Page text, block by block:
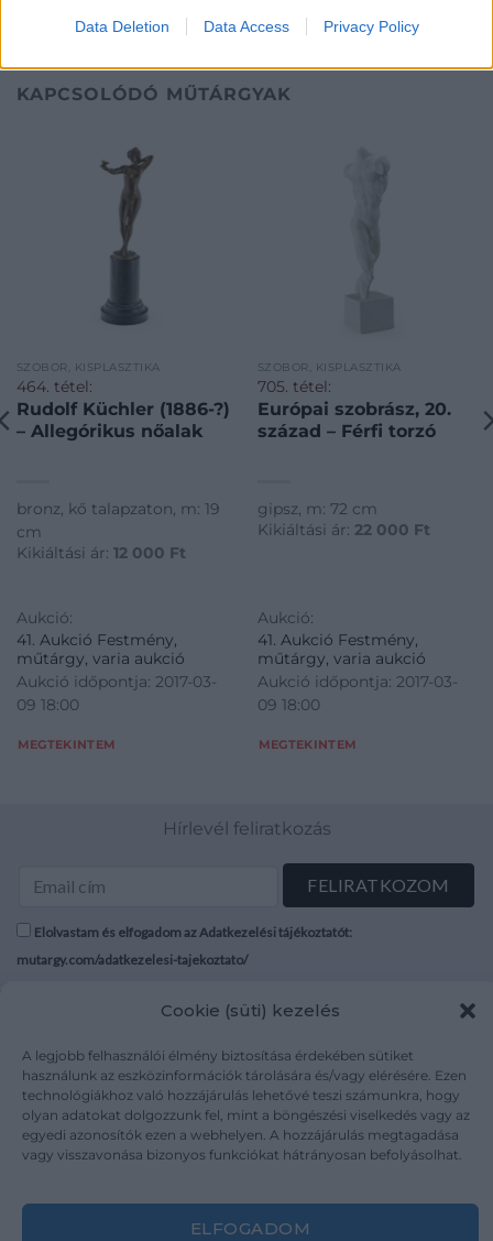
Data Deletion Data Access Privacy Policy
Cookie (süti) kezelés
A legjobb felhasználói élmény biztosítása érdekében sütiket
használunk az eszközinformációk tárolására és/vagy elérésére. Ezen
technológiákhoz való hozzájárulás lehetővé teszi számunkra, hogy
olyan adatokat dolgozzunk fel, mint a böngészési viselkedés vagy az
egyedi azonosítók ezen a webhelyen. A hozzájárulás megtagadása
vagy visszavonása bizonyos funkciókat hátrányosan befolyásolhat.
ELFOGADOM
KAPCSOLÓDÓ MŰTÁRGYAK
SZOBOR, KISPLASZTIKA
464. tétel:
Rudolf Küchler (1886-?)
– Allegórikus nőalak
bronz, kő talapzaton, m: 19
cm
Kikiáltási ár: 12 000 Ft
Aukció:
41. Aukció Festmény,
műtárgy, varia aukció
Aukció időpontja: 2017-03-
09 18:00
MEGTEKINTEM
SZOBOR, KISPLASZTIKA
705. tétel:
Európai szobrász, 20.
század – Férfi torzó
gipsz, m: 72 cm
Kikiáltási ár: 22 000 Ft
Aukció:
41. Aukció Festmény,
műtárgy, varia aukció
Aukció időpontja: 2017-03-
09 18:00
MEGTEKINTEM
Hírlevél feliratkozás
Elolvastam és elfogadom az Adatkezelési tájékoztatót:
mutargy.com/adatkezelesi-tajekoztato/
Karrier
Kapcsolat
Áraink
Adatvédelem
Impresszum